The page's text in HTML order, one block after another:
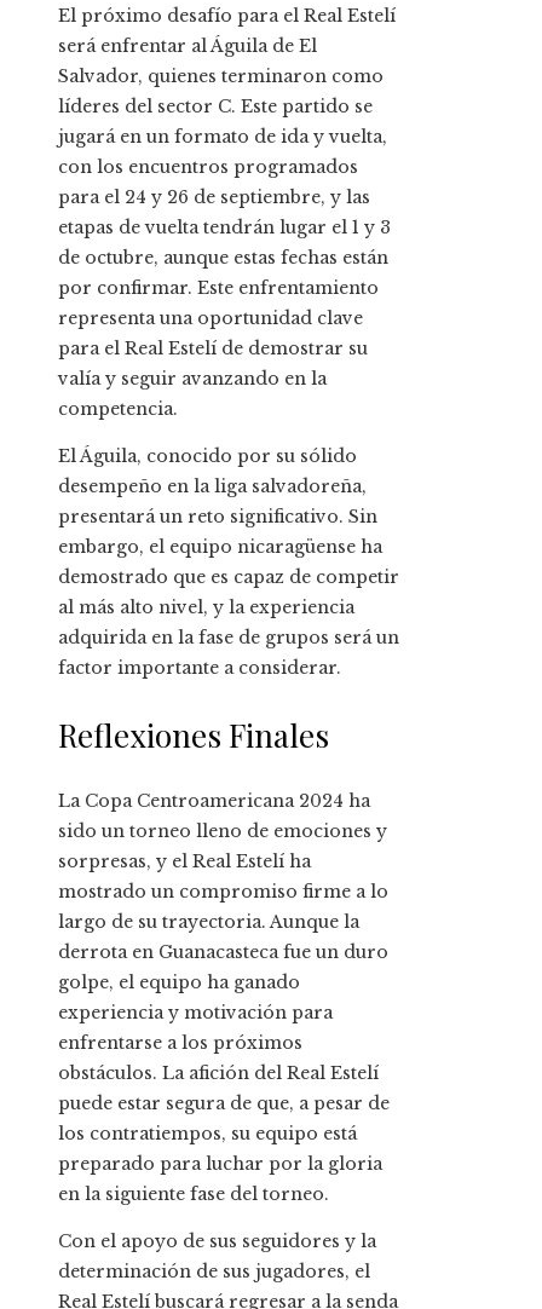
El próximo desafío para el Real Estelí
será enfrentar al Águila de El
Salvador, quienes terminaron como
líderes del sector C. Este partido se
jugará en un formato de ida y vuelta,
con los encuentros programados
para el 24 y 26 de septiembre, y las
etapas de vuelta tendrán lugar el 1 y 3
de octubre, aunque estas fechas están
por confirmar. Este enfrentamiento
representa una oportunidad clave
para el Real Estelí de demostrar su
valía y seguir avanzando en la
competencia.
El Águila, conocido por su sólido
desempeño en la liga salvadoreña,
presentará un reto significativo. Sin
embargo, el equipo nicaragüense ha
demostrado que es capaz de competir
al más alto nivel, y la experiencia
adquirida en la fase de grupos será un
factor importante a considerar.
Reflexiones Finales
La Copa Centroamericana 2024 ha
sido un torneo lleno de emociones y
sorpresas, y el Real Estelí ha
mostrado un compromiso firme a lo
largo de su trayectoria. Aunque la
derrota en Guanacasteca fue un duro
golpe, el equipo ha ganado
experiencia y motivación para
enfrentarse a los próximos
obstáculos. La afición del Real Estelí
puede estar segura de que, a pesar de
los contratiempos, su equipo está
preparado para luchar por la gloria
en la siguiente fase del torneo.
Con el apoyo de sus seguidores y la
determinación de sus jugadores, el
Real Estelí buscará regresar a la senda